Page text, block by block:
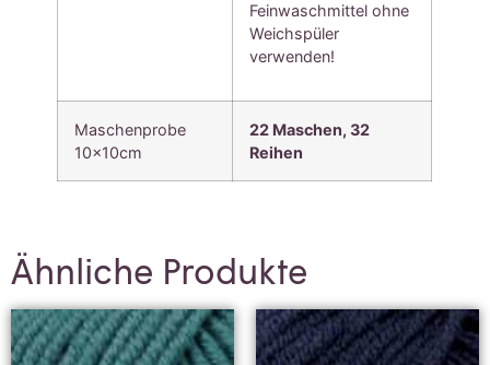
Feinwaschmittel ohne
Weichspüler
verwenden!
Maschenprobe
10x10cm
22 Maschen, 32
Reihen
Ähnliche Produkte